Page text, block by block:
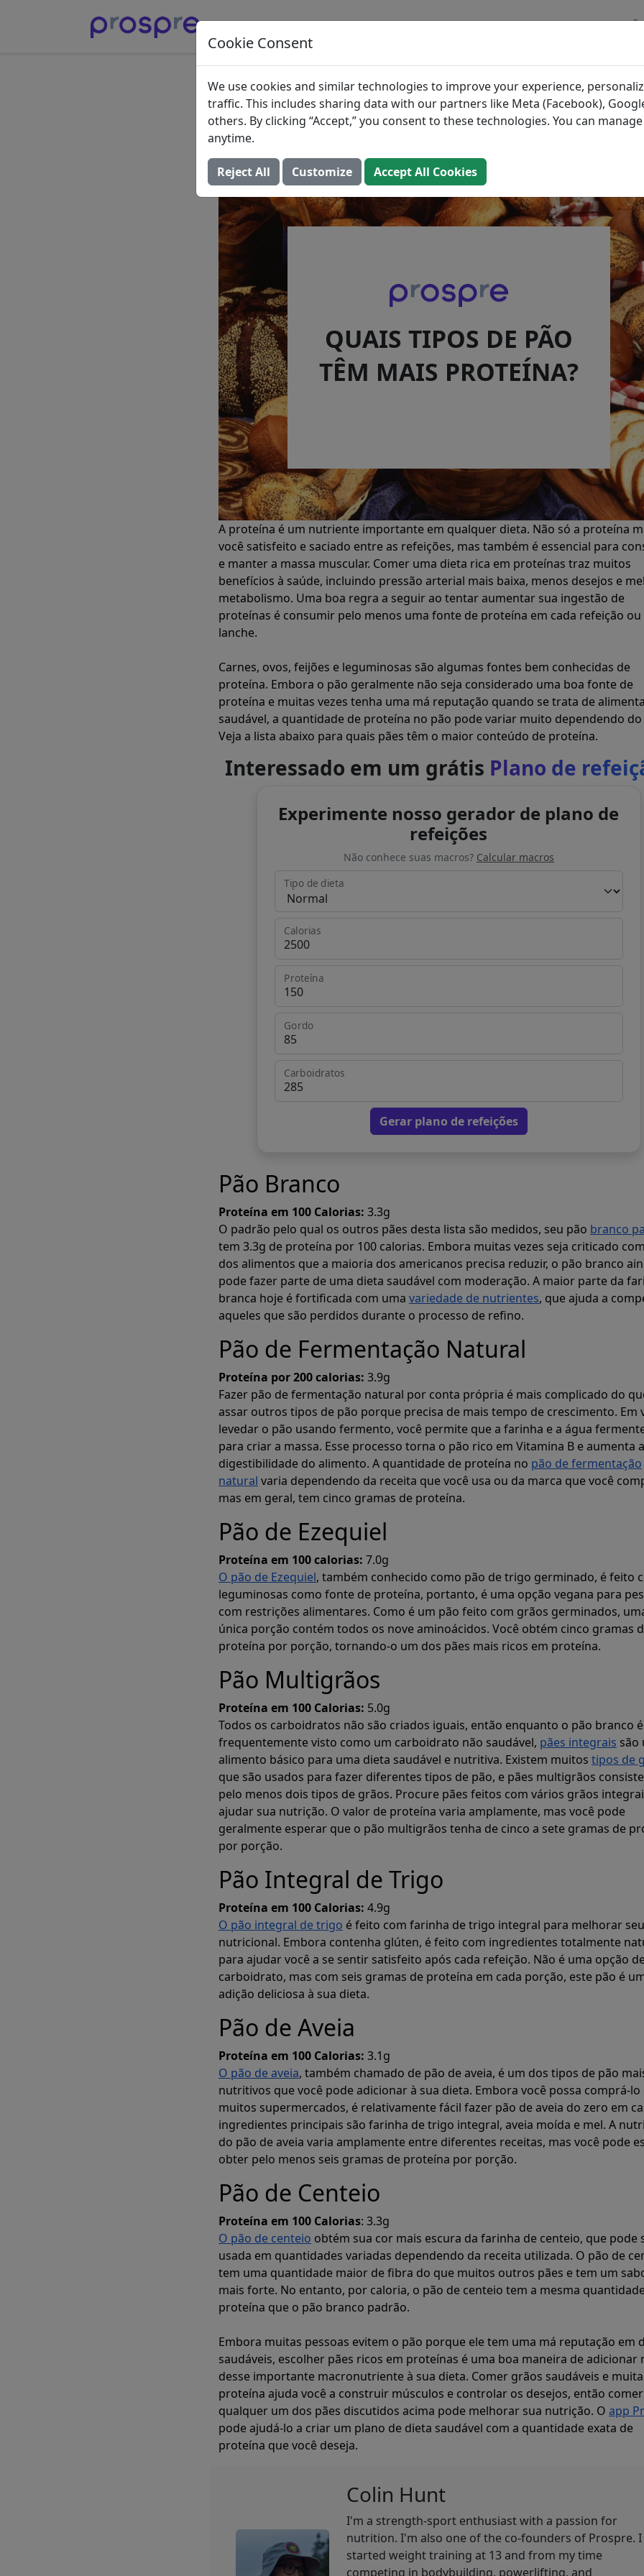
BLOGUE INGREDIENTES PLANOS DE
Quais Tipos de Pão Têm Mais
Proteína?
27 de julho de 2022 (Atualizada: 2 de agosto de 2025)
QUAIS TIPOS DE PÃO
TÊM MAIS PROTEÍNA?
A proteína é um nutriente importante em qualquer dieta. Não só a proteína
você satisfeito e saciado entre as refeições, mas também é essencial para
e manter a massa muscular. Comer uma dieta rica em proteínas traz muitos
benefícios à saúde, incluindo pressão arterial mais baixa, menos desejos e
metabolismo. Uma boa regra a seguir ao tentar aumentar sua ingestão de
proteínas é consumir pelo menos uma fonte de proteína em cada refeição ou
lanche.
Carnes, ovos, feijões e leguminosas são algumas fontes bem conhecidas de
proteína. Embora o pão geralmente não seja considerado uma boa fonte de
proteína e muitas vezes tenha uma má reputação quando se trata de
saudável, a quantidade de proteína no pão pode variar muito dependendo
Veja a lista abaixo para quais pães têm o maior conteúdo de proteína.
Interessado em um grátis Plano de
Experimente nosso gerador de plano de
refeições
Não conhece suas macros? Calcular macros
Tipo de dieta
Calorias
Proteína
Gordo
Carboidratos
Gerar plano de refeições
Pão Branco
Proteína em 100 Calorias: 3.3g
O padrão pelo qual os outros pães desta lista são medidos, seu pão branco
tem 3.3g de proteína por 100 calorias. Embora muitas vezes seja criticado
dos alimentos que a maioria dos americanos precisa reduzir, o pão branco
pode fazer parte de uma dieta saudável com moderação. A maior parte da
branca hoje é fortificada com uma variedade de nutrientes, que ajuda a
aqueles que são perdidos durante o processo de refino.
Pão de Fermentação Natural
Proteína por 200 calorias: 3.9g
Fazer pão de fermentação natural por conta própria é mais complicado do
assar outros tipos de pão porque precisa de mais tempo de crescimento. Em
levedar o pão usando fermento, você permite que a farinha e a água
para criar a massa. Esse processo torna o pão rico em Vitamina B e aumenta a
digestibilidade do alimento. A quantidade de proteína no pão de fermentação
natural varia dependendo da receita que você usa ou da marca que você
mas em geral, tem cinco gramas de proteína.
Pão de Ezequiel
Proteína em 100 calorias: 7.0g
O pão de Ezequiel, também conhecido como pão de trigo germinado, é feito
leguminosas como fonte de proteína, portanto, é uma opção vegana para
com restrições alimentares. Como é um pão feito com grãos germinados,
única porção contém todos os nove aminoácidos. Você obtém cinco gramas
proteína por porção, tornando-o um dos pães mais ricos em proteína.
Pão Multigrãos
Proteína em 100 Calorias: 5.0g
Todos os carboidratos não são criados iguais, então enquanto o pão branco é
frequentemente visto como um carboidrato não saudável, pães integrais são
alimento básico para uma dieta saudável e nutritiva. Existem muitos tipos de
que são usados para fazer diferentes tipos de pão, e pães multigrãos
pelo menos dois tipos de grãos. Procure pães feitos com vários grãos
ajudar sua nutrição. O valor de proteína varia amplamente, mas você pode
geralmente esperar que o pão multigrãos tenha de cinco a sete gramas de
por porção.
Pão Integral de Trigo
Proteína em 100 Calorias: 4.9g
O pão integral de trigo é feito com farinha de trigo integral para melhorar
nutricional. Embora contenha glúten, é feito com ingredientes totalmente
para ajudar você a se sentir satisfeito após cada refeição. Não é uma opção
carboidrato, mas com seis gramas de proteína em cada porção, este pão é
adição deliciosa à sua dieta.
Pão de Aveia
Proteína em 100 Calorias: 3.1g
O pão de aveia, também chamado de pão de aveia, é um dos tipos de pão
nutritivos que você pode adicionar à sua dieta. Embora você possa comprá-lo
muitos supermercados, é relativamente fácil fazer pão de aveia do zero em
ingredientes principais são farinha de trigo integral, aveia moída e mel. A
do pão de aveia varia amplamente entre diferentes receitas, mas você pode
obter pelo menos seis gramas de proteína por porção.
Pão de Centeio
Proteína em 100 Calorias: 3.3g
O pão de centeio obtém sua cor mais escura da farinha de centeio, que pode
usada em quantidades variadas dependendo da receita utilizada. O pão de
tem uma quantidade maior de fibra do que muitos outros pães e tem um
mais forte. No entanto, por caloria, o pão de centeio tem a mesma
proteína que o pão branco padrão.
Embora muitas pessoas evitem o pão porque ele tem uma má reputação em
saudáveis, escolher pães ricos em proteínas é uma boa maneira de adicionar
desse importante macronutriente à sua dieta. Comer grãos saudáveis e muita
proteína ajuda você a construir músculos e controlar os desejos, então comer
qualquer um dos pães discutidos acima pode melhorar sua nutrição. O app
pode ajudá-lo a criar um plano de dieta saudável com a quantidade exata de
proteína que você deseja.
Colin Hunt
I'm a strength-sport enthusiast with a passion for
nutrition. I'm also one of the co-founders of Prospre. I
started weight training at 13 and from my time
competing in bodybuilding, powerlifting, and
Gerar
planos de
Crie instantaneamente planos de refeições que
macro e calóricas.
Prospre: planejador de refeições
Cookie Consent
We use cookies and similar technologies to improve your experience,
traffic. This includes sharing data with our partners like Meta (Facebook),
others. By clicking “Accept,” you consent to these technologies. You can
anytime.
Reject All Customize Accept All Cookies